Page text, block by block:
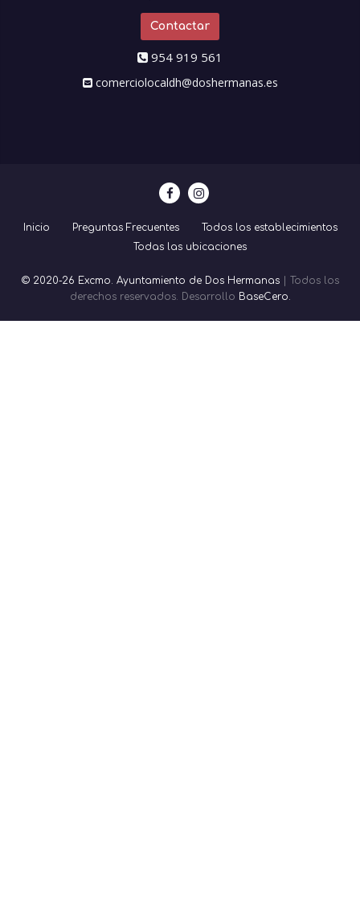
Contactar
954 919 561
comerciolocaldh@doshermanas.es
Inicio Preguntas Frecuentes
Todos los establecimientos
Todas las ubicaciones
© 2020-26 Excmo. Ayuntamiento de Dos Hermanas| Todos los
derechos reservados. Desarrollo BaseCero.